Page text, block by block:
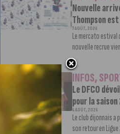
Nouvelle
Thompson
7 AOÛT, 2026
Le mercato estival
nouvelle recrue
INFOS,
Le DFCO
pour la
6 AOÛT, 2026
Le club dijonnais
son retour en Ligue